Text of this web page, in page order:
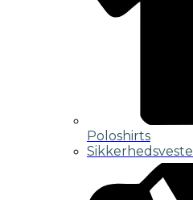
Poloshirts
Sikkerhedsveste